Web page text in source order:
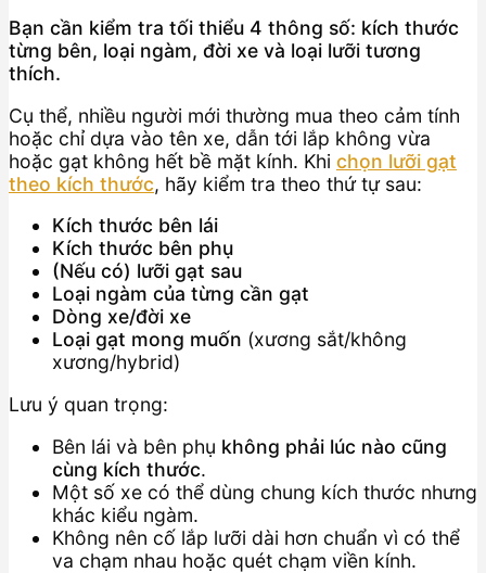
Bạn cần kiểm tra tối thiểu 4 thông số: kích thước
từng bên, loại ngàm, đời xe và loại lưỡi tương
thích.
Cụ thể, nhiều người mới thường mua theo cảm tính
hoặc chỉ dựa vào tên xe, dẫn tới lắp không vừa
hoặc gạt không hết bề mặt kính. Khi chọn lưỡi gạt
theo kích thước, hãy kiểm tra theo thứ tự sau:
Kích thước bên lái
Kích thước bên phụ
(Nếu có) lưỡi gạt sau
Loại ngàm của từng cần gạt
Dòng xe/đời xe
Loại gạt mong muốn (xương sắt/không
xương/hybrid)
Lưu ý quan trọng:
Bên lái và bên phụ không phải lúc nào cũng
cùng kích thước.
Một số xe có thể dùng chung kích thước nhưng
khác kiểu ngàm.
Không nên cố lắp lưỡi dài hơn chuẩn vì có thể
va chạm nhau hoặc quét chạm viền kính.